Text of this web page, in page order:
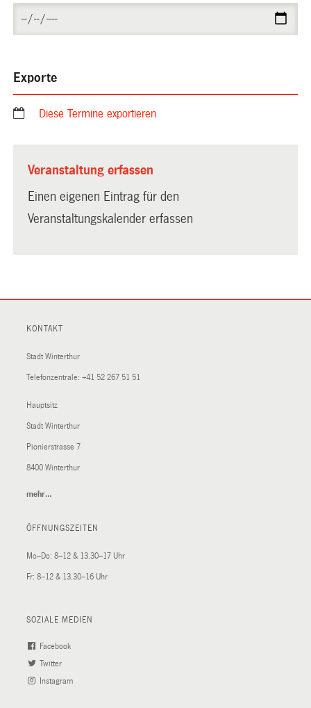
Exporte
Diese Termine exportieren
Veranstaltung erfassen
Einen eigenen Eintrag für den
Veranstaltungskalender erfassen
KONTAKT
Stadt Winterthur
Telefonzentrale: +41 52 267 51 51
Hauptsitz
Stadt Winterthur
Pionierstrasse 7
8400 Winterthur
mehr…
ÖFFNUNGSZEITEN
Mo–Do: 8–12 & 13.30–17 Uhr
Fr: 8–12 & 13.30–16 Uhr
SOZIALE MEDIEN
Facebook
Twitter
Link)
Instagram